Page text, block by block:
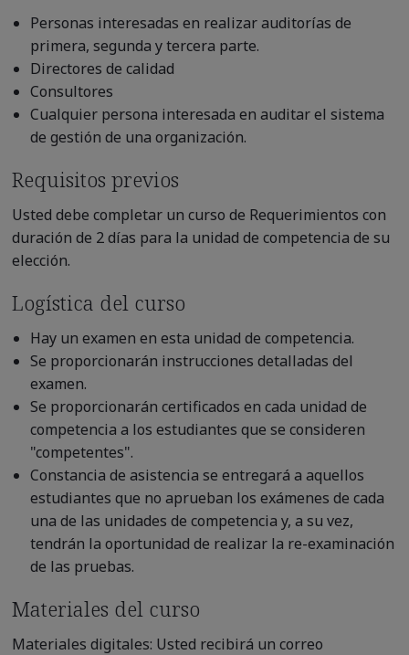
Personas interesadas en realizar auditorías de
primera, segunda y tercera parte.
Directores de calidad
Consultores
Cualquier persona interesada en auditar el sistema
de gestión de una organización.
Requisitos previos
Usted debe completar un curso de Requerimientos con
duración de 2 días para la unidad de competencia de su
elección.
Logística del curso
Hay un examen en esta unidad de competencia.
Se proporcionarán instrucciones detalladas del
examen.
Se proporcionarán certificados en cada unidad de
competencia a los estudiantes que se consideren
"competentes".
Constancia de asistencia se entregará a aquellos
estudiantes que no aprueban los exámenes de cada
una de las unidades de competencia y, a su vez,
tendrán la oportunidad de realizar la re-examinación
de las pruebas.
Materiales del curso
Materiales digitales: Usted recibirá un correo